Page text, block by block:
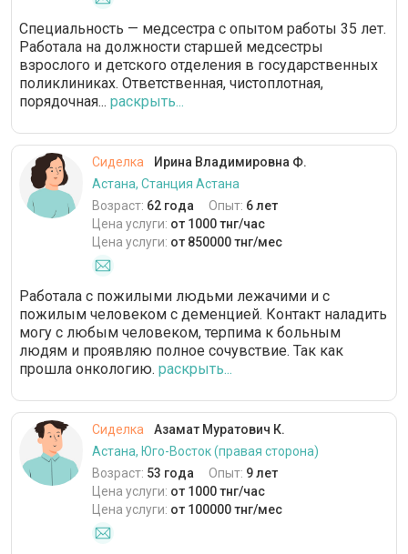
Специальность — медсестра с опытом работы 35 лет.
Работала на должности старшей медсестры
взрослого и детского отделения в государственных
поликлиниках. Ответственная, чистоплотная,
порядочная... раскрыть...
Сиделка
Ирина Владимировна Ф.
Астана, Станция Астана
Возраст: 62 года Опыт: 6 лет
Цена услуги: от 1000 тнг/час
Цена услуги: от 850000 тнг/мес
Работала с пожилыми людьми лежачими и с
пожилым человеком с деменцией. Контакт наладить
могу с любым человеком, терпима к больным
людям и проявляю полное сочувствие. Так как
прошла онкологию. раскрыть...
Сиделка
Азамат Муратович К.
Астана, Юго-Восток (правая сторона)
Возраст: 53 года Опыт: 9 лет
Цена услуги: от 1000 тнг/час
Цена услуги: от 100000 тнг/мес